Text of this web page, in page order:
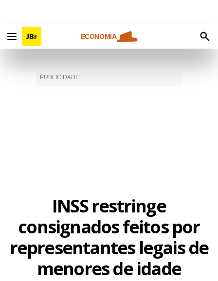
ECONOMIA
INSS restringe
consignados feitos por
representantes legais de
menores de idade